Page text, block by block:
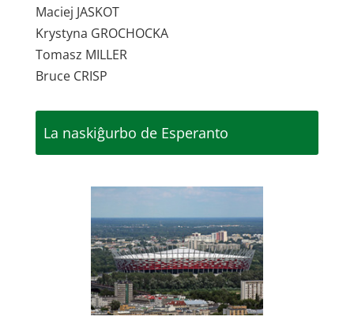
Maciej JASKOT
Krystyna GROCHOCKA
Tomasz MILLER
Bruce CRISP
La naskiĝurbo de Esperanto